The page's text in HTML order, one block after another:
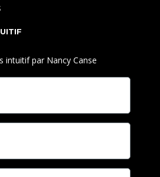
intuitif par Nancy Canse